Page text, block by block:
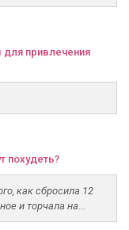
привлечения
похудеть?
как сбросила 12
и торчала на...